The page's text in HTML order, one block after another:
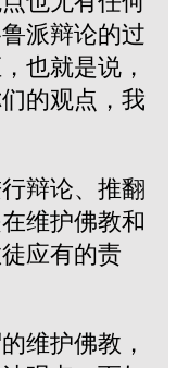
派辩论的过
也就是说，
的观点，我
辩论、推翻
维护佛教和
应有的责
维护佛教，